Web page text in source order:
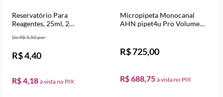
Reservatório Para
Reagentes, 25ml, 2
Estéril - Unidade
R$ 4,18
R$ 5,50
R$ 4,40
Micropipeta Monocanal
AHN pipet4u Pro Volume
R$ 688,75
R$ 725,00